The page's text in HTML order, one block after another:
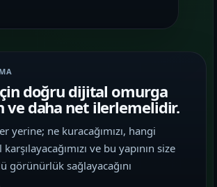
doğru dijital omurga
ve daha net ilerlemelidir.
yerine; ne kuracağımızı, hangi
karşılayacağımızı ve bu yapının size
görünürlük sağlayacağını